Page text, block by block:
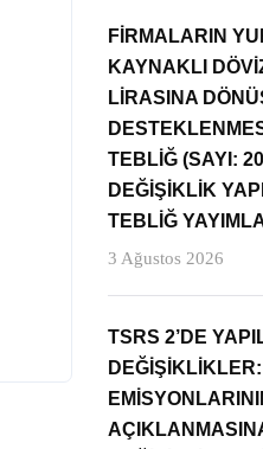
FİRMALARIN
KAYNAKLI
LİRASINA
TEBLİĞ (SAYI:
DEĞİŞİKLİK
TEBLİĞ
3 Ağustos 2026
TSRS 2’DE